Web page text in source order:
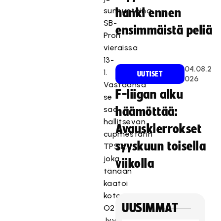
sunnuntaina
SB-
Pron
vieraissa
13-
1.
Vastaansa
se
saa
hallitsevan
cupmestarin
TPS:n,
joka
tänään
kaatoi
kotonaan
O2-
hanki ennen
ensimmäistä peliä
UUTISET
04.08.2
026
F-liigan alku
häämöttää:
Avauskierrokset
syyskuun toisella
viikolla
UUSIMMAT